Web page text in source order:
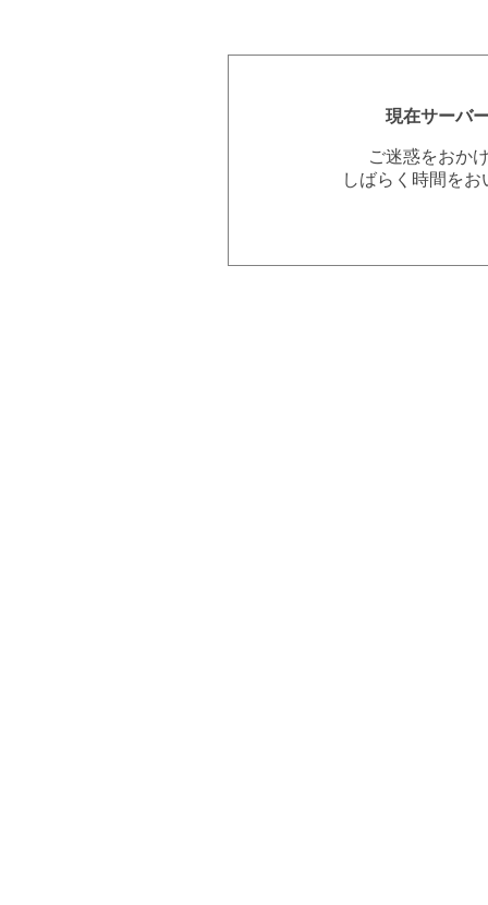
現在サーバ
ご迷惑をおか
しばらく時間を